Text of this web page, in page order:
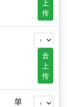
上
传
去
上
传
单